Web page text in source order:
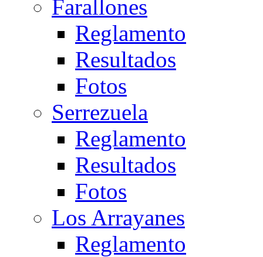
Farallones
Reglamento
Resultados
Fotos
Serrezuela
Reglamento
Resultados
Fotos
Los Arrayanes
Reglamento